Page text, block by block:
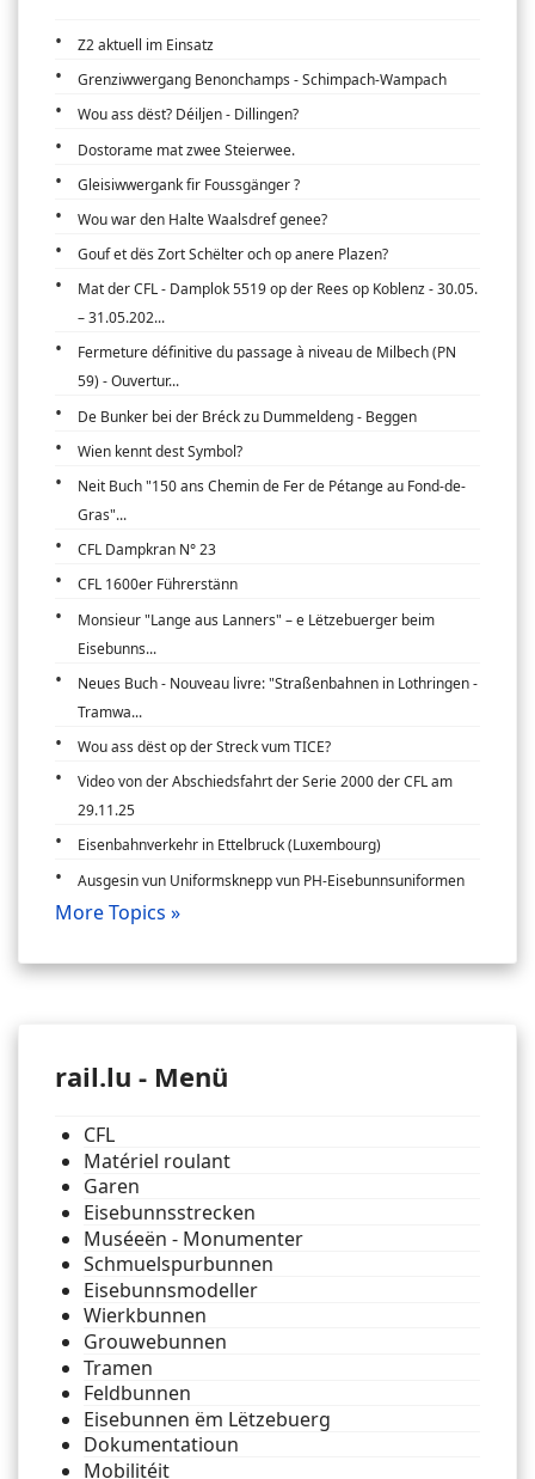
Z2 aktuell im Einsatz
Grenziwwergang Benonchamps - Schimpach-Wampach
Wou ass dëst? Déiljen - Dillingen?
Dostorame mat zwee Steierwee.
Gleisiwwergank fir Foussgänger ?
Wou war den Halte Waalsdref genee?
Gouf et dës Zort Schëlter och op anere Plazen?
Mat der CFL - Damplok 5519 op der Rees op Koblenz - 30.05.
– 31.05.202...
Fermeture définitive du passage à niveau de Milbech (PN
59) - Ouvertur...
De Bunker bei der Bréck zu Dummeldeng - Beggen
Wien kennt dest Symbol?
Neit Buch "150 ans Chemin de Fer de Pétange au Fond-de-
Gras"...
CFL Dampkran N° 23
CFL 1600er Führerstänn
Monsieur "Lange aus Lanners" – e Lëtzebuerger beim
Eisebunns...
Neues Buch - Nouveau livre: "Straßenbahnen in Lothringen -
Tramwa...
Wou ass dëst op der Streck vum TICE?
Video von der Abschiedsfahrt der Serie 2000 der CFL am
29.11.25
Eisenbahnverkehr in Ettelbruck (Luxembourg)
Ausgesin vun Uniformsknepp vun PH-Eisebunnsuniformen
More Topics »
rail.lu - Menü
CFL
Matériel roulant
Garen
Eisebunnsstrecken
Muséeën - Monumenter
Schmuelspurbunnen
Eisebunnsmodeller
Wierkbunnen
Grouwebunnen
Tramen
Feldbunnen
Eisebunnen ëm Lëtzebuerg
Dokumentatioun
Mobilitéit